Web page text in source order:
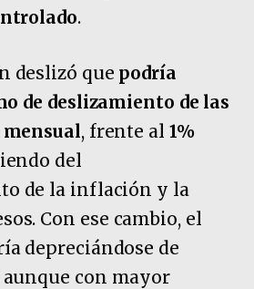
.
deslizó que podría
de deslizamiento de las
mensual, frente al 1%
del
de la inflación y la
Con ese cambio, el
depreciándose de
con mayor